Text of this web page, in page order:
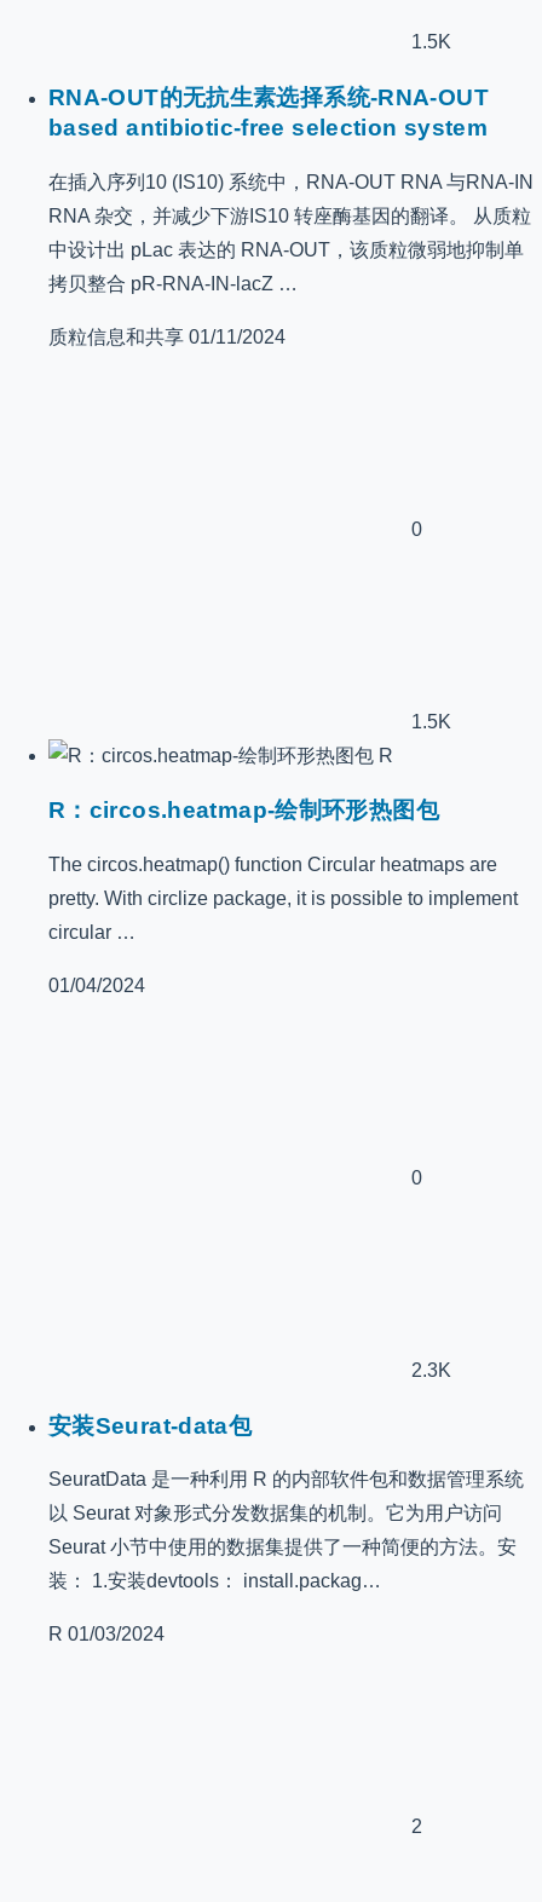
1.5K
RNA-OUT的无抗生素选择系统-RNA-OUT
based antibiotic-free selection system
在插入序列10 (IS10) 系统中，RNA-OUT RNA 与RNA-IN
RNA 杂交，并减少下游IS10 转座酶基因的翻译。 从质粒
中设计出 pLac 表达的 RNA-OUT，该质粒微弱地抑制单
拷贝整合 pR-RNA-IN-lacZ …
质粒信息和共享 01/11/2024
0
1.5K
R
R：circos.heatmap-绘制环形热图包
The circos.heatmap() function Circular heatmaps are
pretty. With circlize package, it is possible to implement
circular …
01/04/2024
0
2.3K
安装Seurat-data包
SeuratData 是一种利用 R 的内部软件包和数据管理系统
以 Seurat 对象形式分发数据集的机制。它为用户访问
Seurat 小节中使用的数据集提供了一种简便的方法。安
装： 1.安装devtools： install.packag…
R 01/03/2024
2